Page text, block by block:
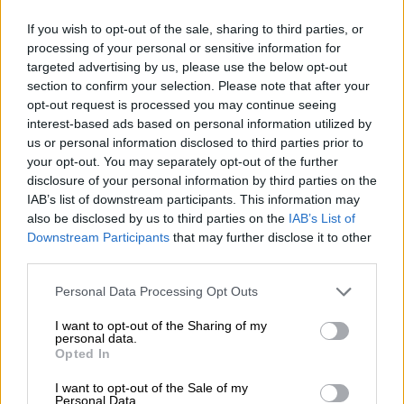
If you wish to opt-out of the sale, sharing to third parties, or
processing of your personal or sensitive information for
targeted advertising by us, please use the below opt-out
section to confirm your selection. Please note that after your
opt-out request is processed you may continue seeing
interest-based ads based on personal information utilized by
us or personal information disclosed to third parties prior to
your opt-out. You may separately opt-out of the further
disclosure of your personal information by third parties on the
IAB’s list of downstream participants. This information may
also be disclosed by us to third parties on the IAB’s List of
Downstream Participants that may further disclose it to other
Please note that this website/app uses one or more Google
not limited to your visit or usage behaviour. You may click to
grant or deny consent to Google and its third-party tags to
use your data for below specified purposes in below Google
consent section.
Personal Data Processing Opt Outs
I want to opt-out of the Sharing of my
personal data.
Opted In
I want to opt-out of the Sale of my
Personal Data.
διαδικασίες.Πολιτικό Γραφείο και Κεντρική
Επιτροπή θα συνεδριάσουν τις αμέσως
επόμενες μέρες προκειμένου να καθοριστεί
και ο οδικός χάρτης με τον οποίο το κόμμα
θα οδηγηθεί σεεκλογή Προέδρου από τη
βάση των μελών. Με δεδομένο ότι ο χρόνος
πιέζει, παραμένει ασαφές αν θα προηγηθεί
Συνέδριο ή όχι.